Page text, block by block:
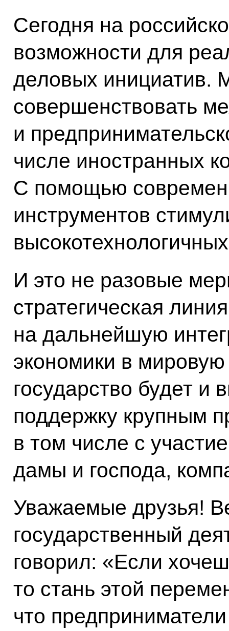
Сегодня на
возможности для
деловых инициатив.
совершенствовать
и
числе иностранных
С помощью
инструментов
И это не разовые
стратегическая
на дальнейшую
экономики в
государство будет и
поддержку крупным
в том числе с
дамы и господа,
Уважаемые друзья!
государственный
говорил: «Если
то стань этой
что